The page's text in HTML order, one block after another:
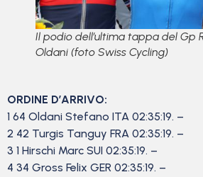
Il podio dell’ultima tappa del Gp
Oldani (foto Swiss Cycling)
ORDINE D’ARRIVO:
1 64 Oldani Stefano ITA 02:35:19. –
2 42 Turgis Tanguy FRA 02:35:19. –
3 1 Hirschi Marc SUI 02:35:19. –
4 34 Gross Felix GER 02:35:19. –